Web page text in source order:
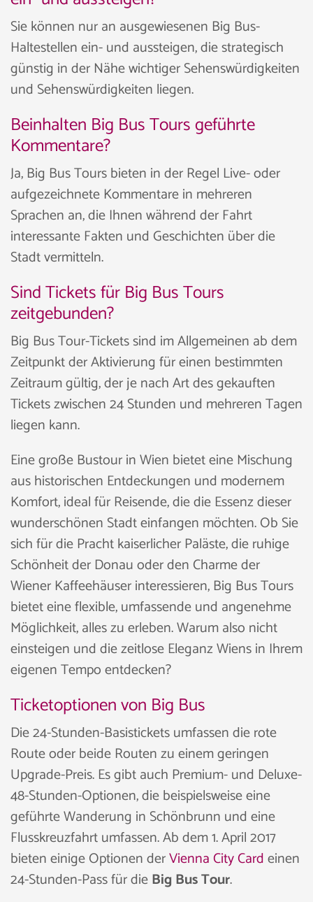
Sie können nur an ausgewiesenen Big Bus-
Haltestellen ein- und aussteigen, die strategisch
günstig in der Nähe wichtiger Sehenswürdigkeiten
und Sehenswürdigkeiten liegen.
Beinhalten Big Bus Tours geführte
Kommentare?
Ja, Big Bus Tours bieten in der Regel Live- oder
aufgezeichnete Kommentare in mehreren
Sprachen an, die Ihnen während der Fahrt
interessante Fakten und Geschichten über die
Stadt vermitteln.
Sind Tickets für Big Bus Tours
zeitgebunden?
Big Bus Tour-Tickets sind im Allgemeinen ab dem
Zeitpunkt der Aktivierung für einen bestimmten
Zeitraum gültig, der je nach Art des gekauften
Tickets zwischen 24 Stunden und mehreren Tagen
liegen kann.
Eine große Bustour in Wien bietet eine Mischung
aus historischen Entdeckungen und modernem
Komfort, ideal für Reisende, die die Essenz dieser
wunderschönen Stadt einfangen möchten. Ob Sie
sich für die Pracht kaiserlicher Paläste, die ruhige
Schönheit der Donau oder den Charme der
Wiener Kaffeehäuser interessieren, Big Bus Tours
bietet eine flexible, umfassende und angenehme
Möglichkeit, alles zu erleben. Warum also nicht
einsteigen und die zeitlose Eleganz Wiens in Ihrem
eigenen Tempo entdecken?
Ticketoptionen von Big Bus
Die 24-Stunden-Basistickets umfassen die rote
Route oder beide Routen zu einem geringen
Upgrade-Preis. Es gibt auch Premium- und Deluxe-
48-Stunden-Optionen, die beispielsweise eine
geführte Wanderung in Schönbrunn und eine
Flusskreuzfahrt umfassen. Ab dem 1. April 2017
bieten einige Optionen derVienna City Cardeinen
24-Stunden-Pass für dieBig Bus Tour.